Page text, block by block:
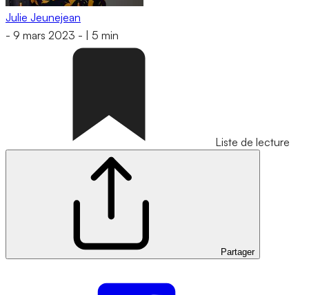
Julie Jeunejean
- 9 mars 2023 - 5 min
Liste de lecture
Partager